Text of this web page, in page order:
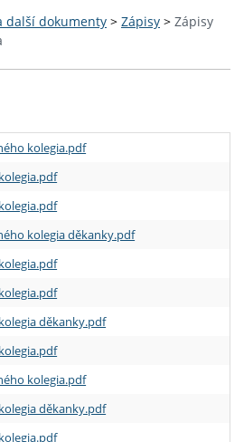
další dokumenty > Zápisy > Zápisy
kolegia.pdf
kolegia děkanky.pdf
děkanky.pdf
kolegia.pdf
děkanky.pdf